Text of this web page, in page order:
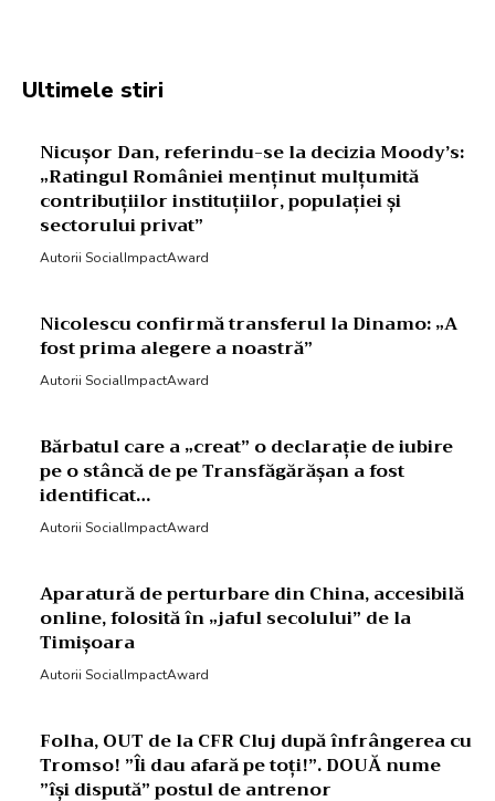
Ultimele stiri
Nicușor Dan, referindu-se la decizia Moody’s:
„Ratingul României menținut mulțumită
contribuțiilor instituțiilor, populației și
sectorului privat”
Autorii SocialImpactAward
Nicolescu confirmă transferul la Dinamo: „A
fost prima alegere a noastră”
Autorii SocialImpactAward
Bărbatul care a „creat” o declarație de iubire
pe o stâncă de pe Transfăgărășan a fost
identificat…
Autorii SocialImpactAward
Aparatură de perturbare din China, accesibilă
online, folosită în „jaful secolului” de la
Timișoara
Autorii SocialImpactAward
Folha, OUT de la CFR Cluj după înfrângerea cu
Tromso! ”Îi dau afară pe toți!”. DOUĂ nume
”își dispută” postul de antrenor